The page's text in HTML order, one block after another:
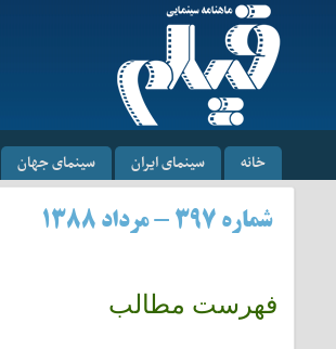
خانه سینمای ایران سینمای جهان
شماره ۳۹۷ - مرداد ۱۳۸۸
فهرست مطالب